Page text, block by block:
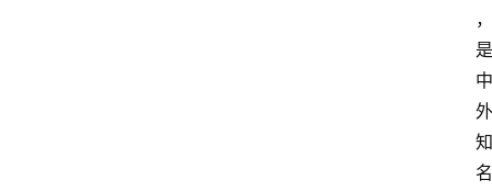
，
是
中
外
知
名